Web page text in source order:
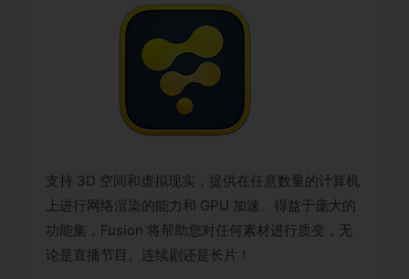
支持 3D 空间和虚拟现实，提供在任意数量的计算机
上进行网络渲染的能力和 GPU 加速。得益于庞大的
功能集，Fusion 将帮助您对任何素材进行质变，无
论是直播节目、连续剧还是长片！